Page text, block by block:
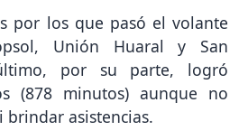
por los que pasó el volante
Unión Huaral y San
por su parte, logró
(878 minutos) aunque no
asistencias.